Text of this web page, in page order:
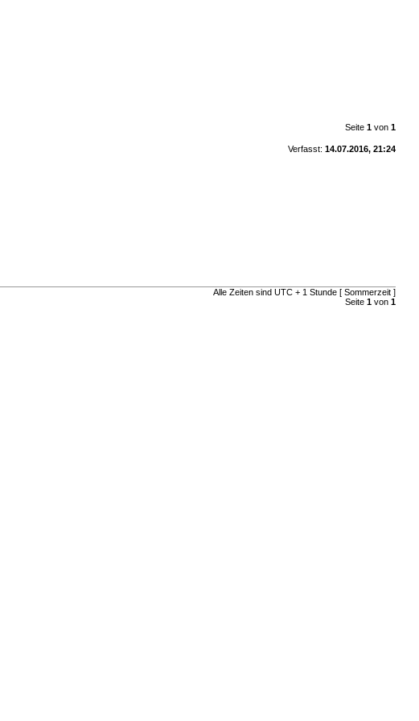
Seite 1von 1
Verfasst: 14.07.2016, 21:24
Alle Zeiten sind UTC + 1 Stunde [ Sommerzeit ]
Seite 1von 1